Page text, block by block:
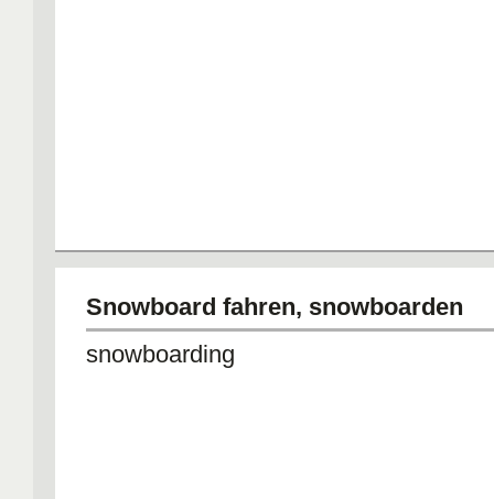
Snowboard fahren, snowboarden
snowboarding